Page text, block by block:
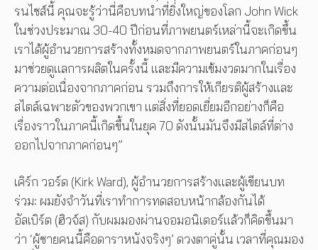
รนไชส์นี้ คุณจะรู้ว่านี่คือบทนำที่ยิ่งใหญ่ของโลก John Wick
ในช่วงประมาณ 30-40 ปีก่อนที่ภาพยนตร์เหล่านี้จะเกิดขึ้น
เราได้ผู้อำนวยการสร้างทั้งหมดจากภาพยนตร์ในภาคก่อนๆ
มาช่วยดูแลการผลิตในครั้งนี้ และมีความเข้มงวดมากในเรื่อง
ความต่อเนื่องจากภาคก่อน รวมถึงการให้เกียรติผู้สร้างและ
สไตล์เฉพาะตัวของพวกเขา แต่สิ่งที่ยอดเยี่ยมอีกอย่างก็คือ
เรื่องราวในภาคนี้เกิดขึ้นในยุค 70 ดังนั้นมันจึงมีสไตล์ที่ต่าง
ออกไปจากภาคก่อนๆ”
เคิร์ก วอร์ด (Kirk Ward), ผู้อำนวยการสร้างและผู้เขียนบท
ร่วม: ผมยังจำวันที่เราทำการทดสอบหน้ากล้องกันได้
อัลเบิร์ต (ฮิวจ์ส) กับผมมองผ่านจอมอนิเตอร์แล้วก็คิดขึ้นมา
ว่า ‘ผู้ชายคนนี้คือดาราหนังจริงๆ’ ดวงตาคู่นั้น เวลาที่คุณมอง